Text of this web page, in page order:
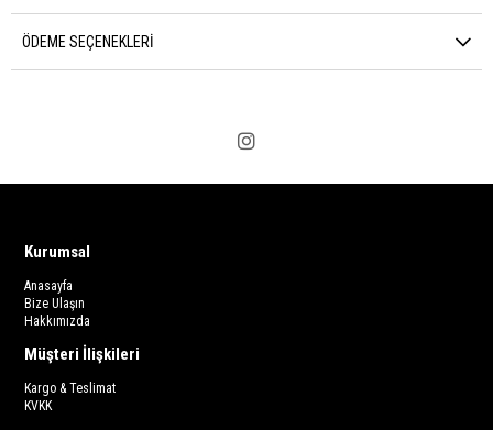
ÖDEME SEÇENEKLERI
Kurumsal
Anasayfa
Bize Ulaşın
Hakkımızda
Müşteri İlişkileri
Kargo & Teslimat
KVKK